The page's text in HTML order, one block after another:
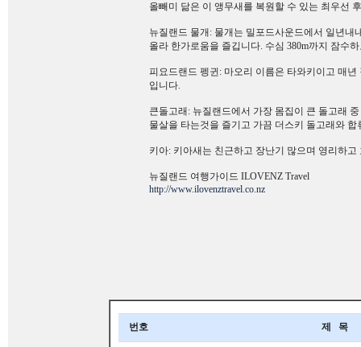
올빼미 닮은 이 앵무새를 복원할 수 있는 최우선
뉴질랜드 물개: 물개는 밀포드사운드에서 일년
올라 한가로움을 즐깁니다. 수심 380m까지 잠수
피요드랜드 펭귄: 마오리 이름은 타와키이고 매
입니다.
큰돌고래: 뉴질랜드에서 가장 몸집이 큰 돌고래
물살을 타는것을 즐기고 가끔 더스키 돌고래와 합
키아: 키아새는 친근하고 장난기 많으며 영리하
뉴질랜드 여행가이드 ILOVENZ Travel
http://www.ilovenztravel.co.nz
번호 제 목